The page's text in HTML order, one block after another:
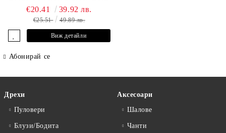
€20.41 39.92 лв.
€25.51 49.89 лв.
Виж детайли
Абонирай се
Дрехи
Пуловери
Блузи/Бодита
Аксесоари
Шалове
Чанти